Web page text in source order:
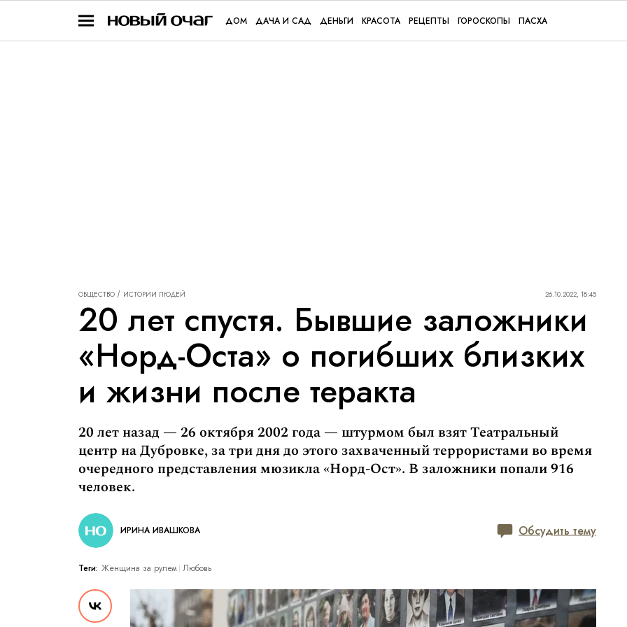
ДОМ ДАЧА И САД ДЕНЬГИ КРАСОТА РЕЦЕПТЫ ГОРОСКОПЫ ПАСХА
ОБЩЕСТВО ИСТОРИИ ЛЮДЕЙ 26.10.2022, 18:45
20 лет спустя. Бывшие заложники
«Норд-Оста» о погибших близких
и жизни после теракта
20 лет назад — 26 октября 2002 года — штурмом был взят Театральный
центр на Дубровке, за три дня до этого захваченный террористами во время
очередного представления мюзикла «Норд-Ост». В заложники попали 916
человек.
ИРИНА ИВАШКОВА Обсудить тему
Теги: Женщина за рулем Любовь